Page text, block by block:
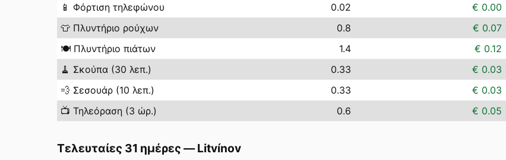
📱 Φόρτιση τηλεφώνου 0.02 € 0.00
👕 Πλυντήριο ρούχων 0.8 € 0.07
🍽️ Πλυντήριο πιάτων 1.4 € 0.12
🧹 Σκούπα (30 λεπ.) 0.33 € 0.03
💨 Σεσουάρ (10 λεπ.) 0.33 € 0.03
📺 Τηλεόραση (3 ώρ.) 0.6 € 0.05
Τελευταίες 31 ημέρες —Litvínov